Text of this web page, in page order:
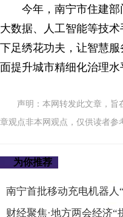
今年，南宁市住建
大数据、人工智能等技
下足绣花功夫，让智慧
面提升城市精细化治理水
声明：本网转发此文章，旨
章观点非本网观点，仅供读者参
为你推荐
南宁首批移动充电机器人
财经聚焦·地方两会经济